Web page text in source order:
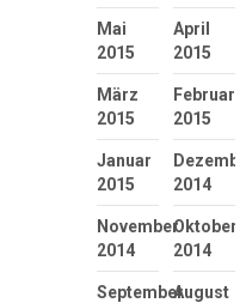
Mai
2015
April
2015
März
2015
Februar
2015
Januar
2015
2014
November
2014
Oktober
2014
SeptemberAugust